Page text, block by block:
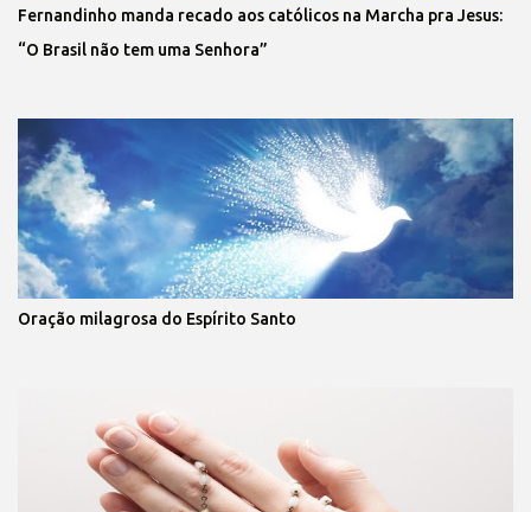
Fernandinho manda recado aos católicos na Marcha pra Jesus:
“O Brasil não tem uma Senhora”
Oração milagrosa do Espírito Santo